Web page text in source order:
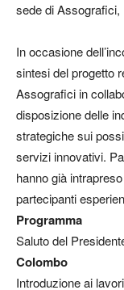
sede di
In occasione
sintesi del progetto
Assografici in
disposizione delle
strategiche sui
servizi innovativi.
hanno già
partecipanti
Programma
Saluto del
Colombo
Introduzione ai lavori